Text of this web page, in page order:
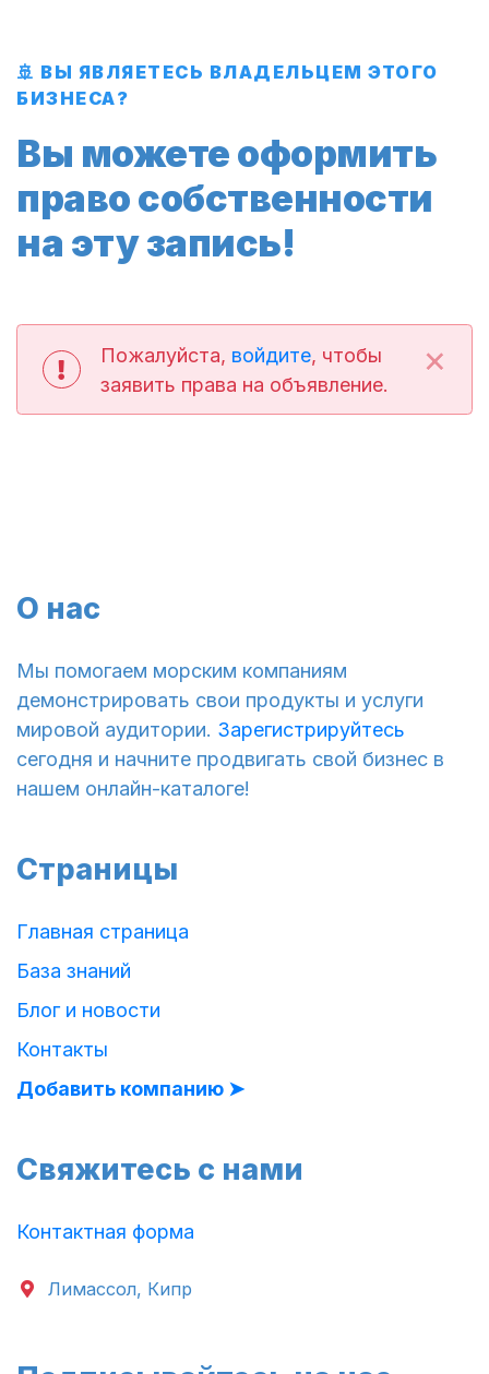
🚢 ВЫ ЯВЛЯЕТЕСЬ ВЛАДЕЛЬЦЕМ ЭТОГО
БИЗНЕСА?
Вы можете оформить
право собственности
на эту запись!
Пожалуйста, войдите, чтобы
заявить права на объявление.
×
О нас
Мы помогаем морским компаниям
демонстрировать свои продукты и услуги
мировой аудитории. Зарегистрируйтесь
сегодня и начните продвигать свой бизнес в
нашем онлайн-каталоге!
Страницы
Главная страница
База знаний
Блог и новости
Контакты
Добавить компанию ➤
Свяжитесь с нами
Контактная форма
Лимассол, Кипр